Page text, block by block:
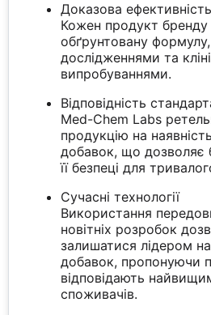
Доказова ефективність
Кожен продукт
обґрунтовану
дослідженнями та
випробуваннями.
Відповідність
Med-Chem Labs
продукцію на
добавок, що дозволяє
її безпеці для
Сучасні технології
Використання
новітніх розробок
залишатися лідером
добавок, пропонуючи
відповідають
споживачів.